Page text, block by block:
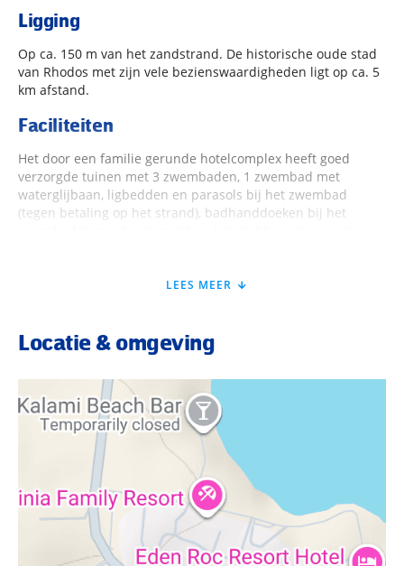
Ligging
Op ca. 150 m van het zandstrand. De historische oude stad
van Rhodos met zijn vele bezienswaardigheden ligt op ca. 5
km afstand.
Faciliteiten
Het door een familie gerunde hotelcomplex heeft goed
verzorgde tuinen met 3 zwembaden, 1 zwembad met
waterglijbaan, ligbedden en parasols bij het zwembad
(tegen betaling op het strand), badhanddoeken bij het
Tweepersoonskamer (DZ, ca. 25 m²), airconditioning,
Tweepersoonskamer (DZG, ca. 26 m² tot 31.10.25),
airconditioning, koelkast, koffie-/theezetapparaat, tv,
telefoon, WiFi, kluis. Superior-tweepersoonskamer (DSP, ca.
26 m² vanaf 11.04.26), airconditioning, koelkast,
koffie-/theezetapparaat, tv, telefoon, WiFi, kluis. Comfort-
tweepersoonskamer (DZC, ca. 30 m²), airconditioning,
koelkast, koffie-/theezetapparaat, tv, telefoon, WiFi, kluis.
Familiekamer (FZ, ca. 41 m²), woon-/slaapkamer door
schuifdeur gescheiden, airconditioning, koelkast,
koffie-/theezetapparaat, tv, telefoon, WiFi, kluis.
LEES MEER
Locatie & omgeving